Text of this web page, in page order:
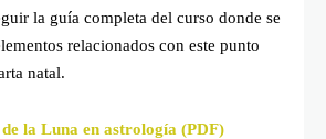
la guía completa del curso donde se
relacionados con este punto
natal.
la Luna en astrología (PDF)